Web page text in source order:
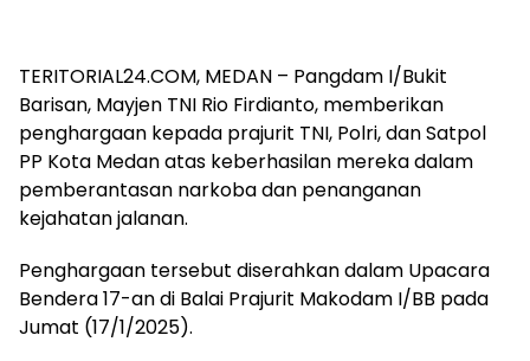
TERITORIAL24.COM, MEDAN – Pangdam I/Bukit
Barisan, Mayjen TNI Rio Firdianto, memberikan
penghargaan kepada prajurit TNI, Polri, dan Satpol
PP Kota Medan atas keberhasilan mereka dalam
pemberantasan narkoba dan penanganan
kejahatan jalanan.
Penghargaan tersebut diserahkan dalam Upacara
Bendera 17-an di Balai Prajurit Makodam I/BB pada
Jumat (17/1/2025).